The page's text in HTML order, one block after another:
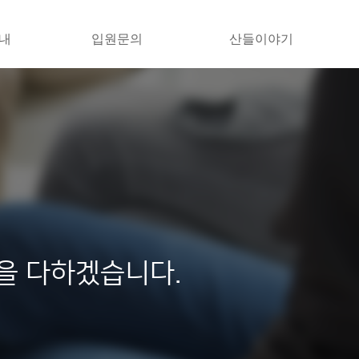
입원문의 산들이야기
다하겠습니다.